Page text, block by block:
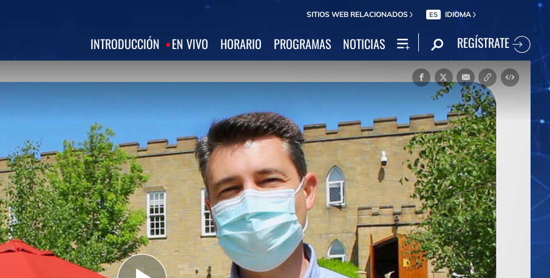
SITIOS WEB RELACIONADOS ES IDIOMA
INTRODUCCIÓN EN VIVO HORARIO PROGRAMAS NOTICIAS REGÍSTRATE